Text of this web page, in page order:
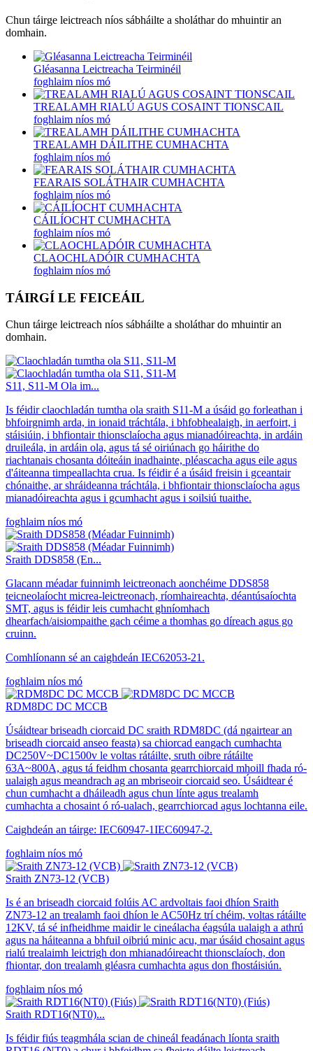
Chun táirge leictreach níos sábháilte a sholáthar do mhuintir an
domhain.
Gléasanna Leictreacha Teirminéil
foghlaim níos mó
TREALAMH RIALÚ AGUS COSAINT TIONSCAIL
foghlaim níos mó
TREALAMH DÁILITHE CUMHACHTA
foghlaim níos mó
FEARAIS SOLÁTHAIR CUMHACHTA
foghlaim níos mó
CÁILÍOCHT CUMHACHTA
foghlaim níos mó
CLAOCHLADÓIR CUMHACHTA
foghlaim níos mó
TÁIRGÍ LE FEICEÁIL
Chun táirge leictreach níos sábháilte a sholáthar do mhuintir an
domhain.
S11, S11-M Ola im...
Is féidir claochladán tumtha ola sraith S11-M a úsáid go forleathan i
bhfoirgnimh arda, in ionaid tráchtála, i bhfobhealaigh, in aerfoirt, i
stáisiúin, i bhfiontair thionsclaíocha agus mianadóireachta, in ardáin
druileála, in ardáin ola, agus tá sé oiriúnach go háirithe do
riachtanais chosanta dóiteáin inadhainte, pléascacha agus eile agus
d'áiteanna timpeallachta crua. Is féidir é a úsáid freisin i gceantair
chónaithe, ar shráideanna tráchtála, i bhfiontair thionsclaíocha agus
mianadóireachta agus i gcumhacht agus i soilsiú tuaithe.
foghlaim níos mó
Sraith DDS858 (En...
Glacann méadar fuinnimh leictreonach aonchéime DDS858
teicneolaíocht micrea-leictreonach, ríomhaireachta, déantúsaíochta
SMT, agus is féidir leis cumhacht ghníomhach
dhearfach/aisiompaithe gach céime a thomhas go díreach agus go
cruinn.
Comhlíonann sé an caighdeán IEC62053-21.
foghlaim níos mó
RDM8DC ​​DC MCCB
Úsáidtear briseadh ciorcaid DC sraith RDM8DC ​​(dá ngairtear an
briseadh ciorcaid anseo feasta) sa chiorcad eangach cumhachta
DC250V~DC1500v le voltas rátáilte, sruth oibre rátáilte
63A~800A, agus tá feidhm chosanta gearrchiorcaid mhoill fhada ró-
ualaigh agus meandrach ag an mbriseoir ciorcaid seo. Úsáidtear é
chun cumhacht a dháileadh agus chun línte agus trealamh
cumhachta a chosaint ó ró-ualach, gearrchiorcad agus lochtanna eile.
Caighdeán an táirge: IEC60947-1IEC60947-2.
foghlaim níos mó
Sraith ZN73-12 (VCB)
Is é an briseadh ciorcaid folúis AC ardvoltais faoi dhíon Sraith
ZN73-12 an trealamh faoi dhíon le AC50Hz trí chéim, voltas rátáilte
12KV, tá sé infheidhme maidir le cineálacha éagsúla ualaigh a athrú
agus na háiteanna a bhfuil oibriú minic acu, mar úsáid chosaint agus
rialú trealaimh leictrigh don mhianadóireacht thionsclaíoch, don
fhiontar, don trealamh gléasra cumhachta agus don fhostáisiún.
foghlaim níos mó
Sraith RDT16(NT0)...
Is féidir fiús teagmhála scian de chineál feadánach líonta sraith